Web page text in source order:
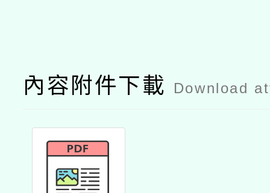
內容附件下載 Download